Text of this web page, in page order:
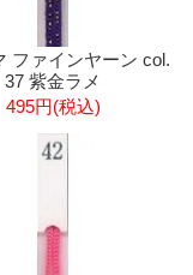
ファインヤーン col.
37 紫金ラメ
495円(税込)